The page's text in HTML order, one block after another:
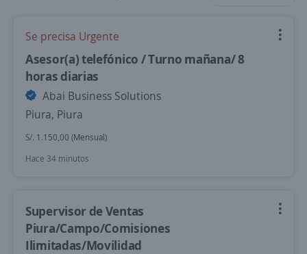
Se precisa Urgente
Asesor(a) telefónico / Turno mañana/ 8
horas diarias
Abai Business Solutions
Piura, Piura
S/. 1.150,00 (Mensual)
Hace 34 minutos
Supervisor de Ventas
Piura/Campo/Comisiones
Ilimitadas/Movilidad